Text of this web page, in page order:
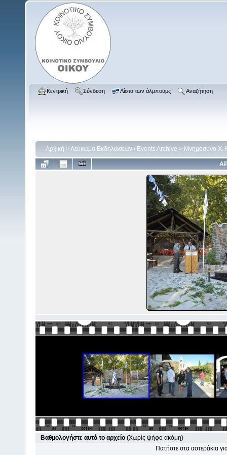
Κεντρική Σύνδεση Λίστα των άλμπουμς Αναζήτηση
Αρχική >Λεύκωμα Εκδηλώσεων / Events Archive > Μνημόσυνο Χ.
Βαθμολογήστε αυτό το αρχείο (Χωρίς ψήφο ακόμη)
Πατήστε στα αστεράκια